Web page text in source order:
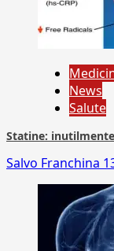
News
Salute
Statine:
Salvo Franchina